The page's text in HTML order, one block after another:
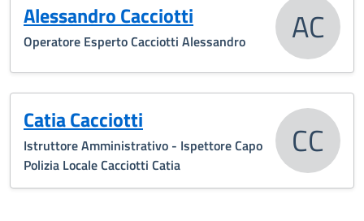
Alessandro Cacciotti
Operatore Esperto Cacciotti Alessandro AC
Catia Cacciotti
Istruttore Amministrativo - Ispettore Capo
Polizia Locale Cacciotti Catia
CC